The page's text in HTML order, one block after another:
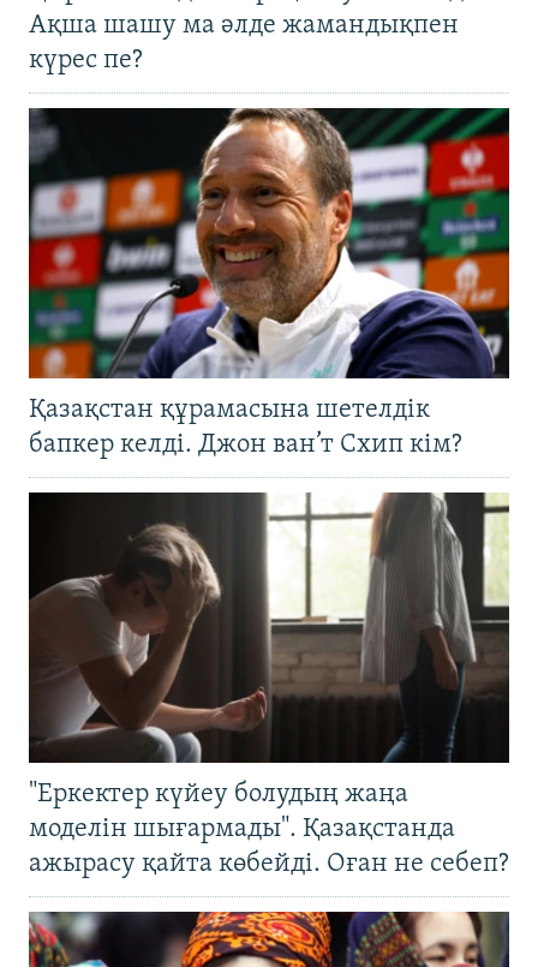
Ақша шашу ма әлде жамандықпен
күрес пе?
Қазақстан құрамасына шетелдік
бапкер келді. Джон ван’т Схип кім?
"Еркектер күйеу болудың жаңа
моделін шығармады". Қазақстанда
ажырасу қайта көбейді. Оған не себеп?